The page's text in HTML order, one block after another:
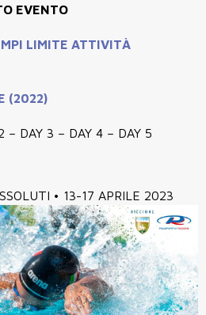
EVENTO
LIMITE ATTIVITÀ
(2022)
– DAY 3 – DAY 4 – DAY 5
• 13-17 APRILE 2023